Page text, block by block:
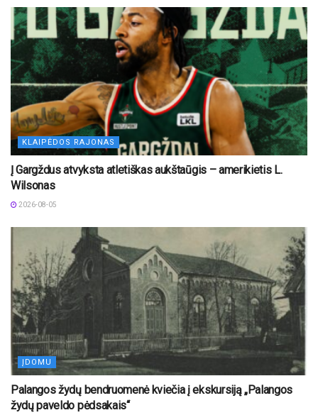
KLAIPĖDOS RAJONAS
Į Gargždus atvyksta atletiškas aukštaūgis – amerikietis L.
Wilsonas
2026-08-05
ĮDOMU
Palangos žydų bendruomenė kviečia į ekskursiją „Palangos
žydų paveldo pėdsakais“